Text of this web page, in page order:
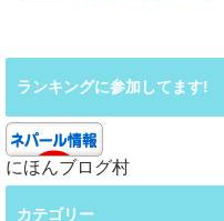
ランキングに参加してます!
にほんブログ村
カテゴリー